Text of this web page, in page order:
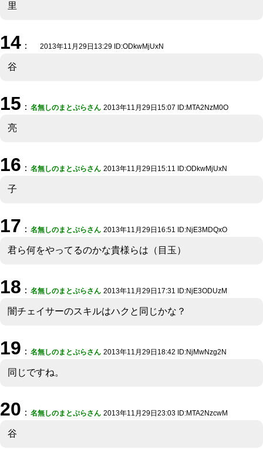
里
14 ： 2013年11月29日13:29 ID:ODkwMjUxN
谷
15 ： 名無しのまとぷらさん 2013年11月29日15:07 ID:MTA2NzM0O
亮
16 ： 名無しのまとぷらさん 2013年11月29日15:11 ID:ODkwMjUxN
子
17 ： 名無しのまとぷらさん 2013年11月29日16:51 ID:NjE3MDQxO
君ら何をやってるのかな貴様らは（目玉）
18 ： 名無しのまとぷらさん 2013年11月29日17:31 ID:NjE3ODUzM
闇チェイサーのスキルはハクと同じかな？
19 ： 名無しのまとぷらさん 2013年11月29日18:42 ID:NjMwNzg2N
同じですね。
20 ： 名無しのまとぷらさん 2013年11月29日23:03 ID:MTA2NzcwM
谷